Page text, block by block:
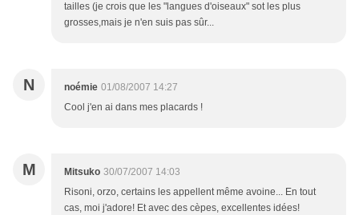
tailles (je crois que les "langues d'oiseaux" sot les plus
grosses,mais je n'en suis pas sûr...
N noémie 01/08/2007 14:27
Cool j'en ai dans mes placards !
M Mitsuko 30/07/2007 14:03
Risoni, orzo, certains les appellent même avoine... En tout
cas, moi j'adore! Et avec des cèpes, excellentes idées!